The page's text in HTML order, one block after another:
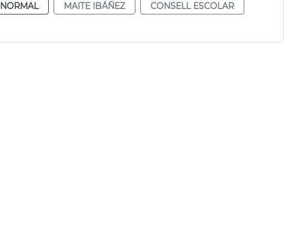
NORMAL MAITE IBÁÑEZ
CONSELL ESCOLAR